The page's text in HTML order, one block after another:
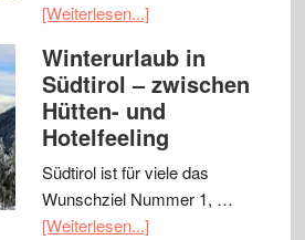
[Weiterlesen...]
Winterurlaub in
Südtirol – zwischen
Hütten- und
Hotelfeeling
Südtirol ist für viele das
Wunschziel Nummer 1, …
[Weiterlesen...]